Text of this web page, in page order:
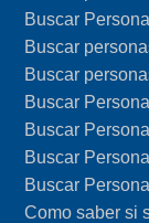
Buscar
Buscar
Buscar
Buscar
Buscar
Buscar
Buscar
Como saber si